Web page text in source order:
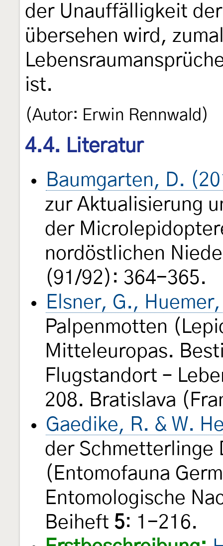
der Unauffälligkeit
übersehen wird,
ist.
(Autor: Erwin Rennwald)
4.4. Literatur
Baumgarten, D.
zur Aktualisierung
der
nordöstlichen
(91/92): 364-365.
Elsner, G.,
Palpenmotten
Mitteleuropas.
Flugstandort –
208. Bratislava
Gaedike, R. & W.
der Schmetterlinge
(Entomofauna
Entomologische
Beiheft 5: 1-216.